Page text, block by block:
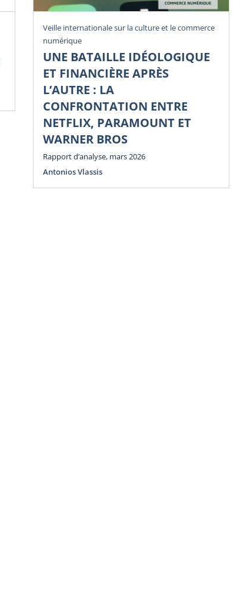
Veille internationale sur la culture et le commerce
numérique
UNE BATAILLE IDÉOLOGIQUE
ET FINANCIÈRE APRÈS
L’AUTRE : LA
CONFRONTATION ENTRE
NETFLIX, PARAMOUNT ET
WARNER BROS
Rapport d’analyse, mars 2026
Antonios Vlassis